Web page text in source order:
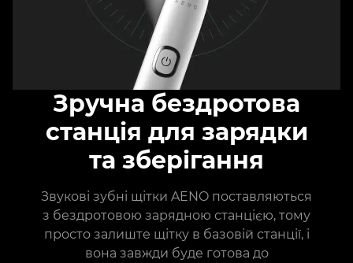
Зручна бездротова
станція для зарядки
та зберігання
Звукові зубні щітки AENO поставляються
з бездротовою зарядною станцією, тому
просто залиште щітку в базовій станції, і
вона завжди буде готова до